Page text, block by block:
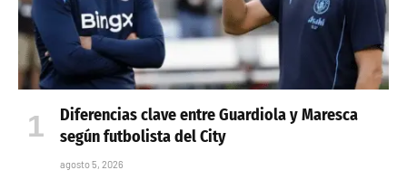
Diferencias clave entre Guardiola y Maresca
según futbolista del City
agosto 5, 2026